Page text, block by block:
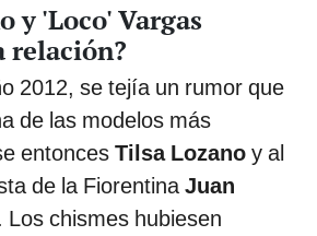
y 'Loco' Vargas
relación?
2012, se tejía un rumor que
de las modelos más
entonces Tilsa Lozano y al
de la FiorentinaJuan
Los chismes hubiesen